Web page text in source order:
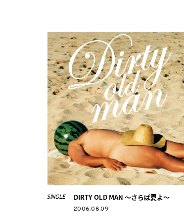
SINGLE DIRTY OLD MAN ～さらば夏よ～
2006.08.09